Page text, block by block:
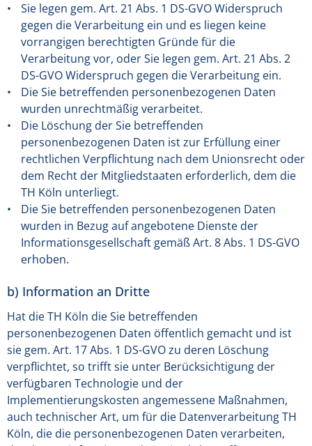
Sie legen gem. Art. 21 Abs. 1 DS-GVO Widerspruch
gegen die Verarbeitung ein und es liegen keine
vorrangigen berechtigten Gründe für die
Verarbeitung vor, oder Sie legen gem. Art. 21 Abs. 2
DS-GVO Widerspruch gegen die Verarbeitung ein.
Die Sie betreffenden personenbezogenen Daten
wurden unrechtmäßig verarbeitet.
Die Löschung der Sie betreffenden
personenbezogenen Daten ist zur Erfüllung einer
rechtlichen Verpflichtung nach dem Unionsrecht oder
dem Recht der Mitgliedstaaten erforderlich, dem die
TH Köln unterliegt.
Die Sie betreffenden personenbezogenen Daten
wurden in Bezug auf angebotene Dienste der
Informationsgesellschaft gemäß Art. 8 Abs. 1 DS-GVO
erhoben.
b) Information an Dritte
Hat die TH Köln die Sie betreffenden
personenbezogenen Daten öffentlich gemacht und ist
sie gem. Art. 17 Abs. 1 DS-GVO zu deren Löschung
verpflichtet, so trifft sie unter Berücksichtigung der
verfügbaren Technologie und der
Implementierungskosten angemessene Maßnahmen,
auch technischer Art, um für die Datenverarbeitung TH
Köln, die die personenbezogenen Daten verarbeiten,